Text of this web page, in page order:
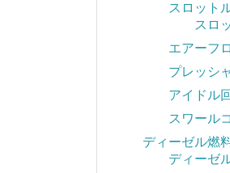
スロット
スロ
エアーフ
プレッシ
アイドル
スワール
ディーゼル燃
ディーゼ